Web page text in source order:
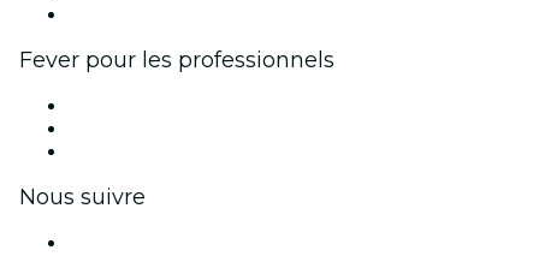
Fever pour les professionnels
Nous suivre